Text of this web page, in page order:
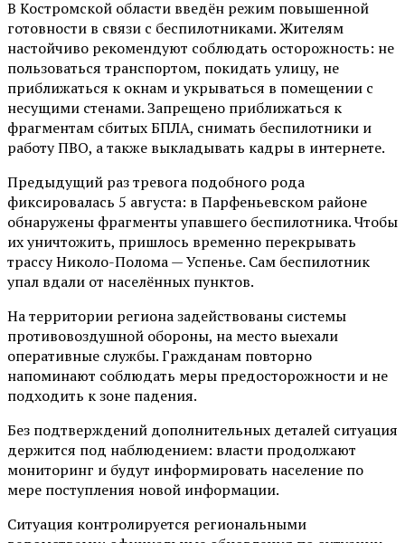
В Костромской области введён режим повышенной
готовности в связи с беспилотниками. Жителям
настойчиво рекомендуют соблюдать осторожность: не
пользоваться транспортом, покидать улицу, не
приближаться к окнам и укрываться в помещении с
несущими стенами. Запрещено приближаться к
фрагментам сбитых БПЛА, снимать беспилотники и
работу ПВО, а также выкладывать кадры в интернете.
Предыдущий раз тревога подобного рода
фиксировалась 5 августа: в Парфеньевском районе
обнаружены фрагменты упавшего беспилотника. Чтобы
их уничтожить, пришлось временно перекрывать
трассу Николо-Полома — Успенье. Сам беспилотник
упал вдали от населённых пунктов.
На территории региона задействованы системы
противовоздушной обороны, на место выехали
оперативные службы. Гражданам повторно
напоминают соблюдать меры предосторожности и не
подходить к зоне падения.
Без подтверждений дополнительных деталей ситуация
держится под наблюдением: власти продолжают
мониторинг и будут информировать население по
мере поступления новой информации.
Ситуация контролируется региональными